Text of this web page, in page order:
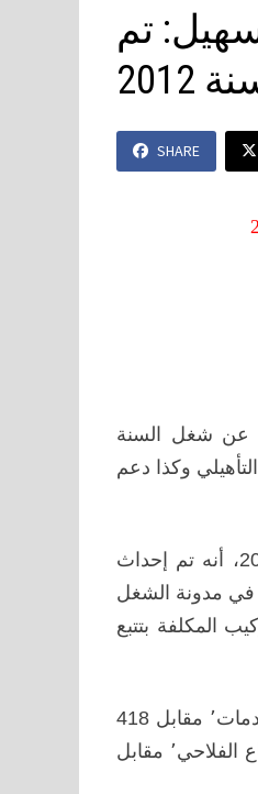
تم
SHARE
المهني٬ عبد الواحد سهيل٬ إنه تم إدماج 55 ألف و399 باحثا عن شغل السنة
والتكوين التأهيلي وكذا دعم
وأضاف سهيل٬ في لقاء صحفي اليوم بالرباط، خُصّص لعرض الحصيلة الاجتماعية لسنة 2012، أنه تم إحداث
في مدونة الشغل
الوطنية ثلاثية التركيب المكلفة بتتبع
وأوضح المتحدث أنه تم تسجيل 335 إضرابا بـ272 مؤسسة بقطاعات الصناعة والتجارة والخدمات٬ مقابل 418
إضرابا بـ311 مؤسسة خلال سنة 2011 ٬ فيما تم تسجيل 78 إضرابا داخل 50 مؤسسة بالقطاع الفلاحي٬ مقابل